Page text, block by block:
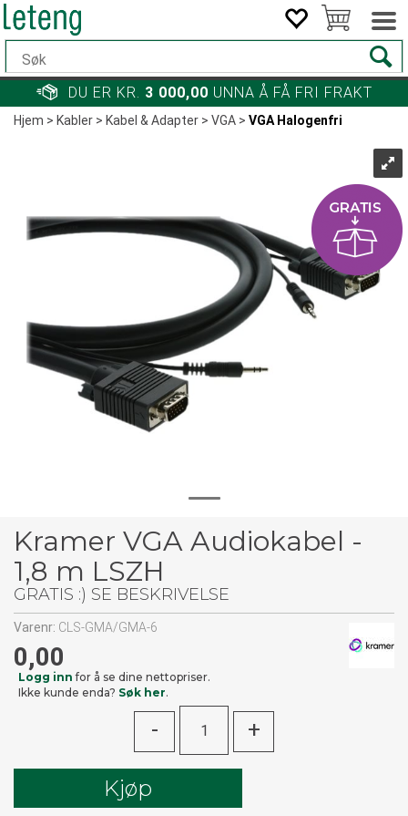
DU ER KR. 3 000,00 UNNA Å FÅ FRI FRAKT
Hjem>Kabler>Kabel & Adapter>VGA>VGA Halogenfri
Kramer VGA Audiokabel -
1,8 m LSZH
GRATIS :) SE BESKRIVELSE
Varenr: CLS-GMA/GMA-6
0,00
Logg inn for å se dine nettopriser.
Ikke kunde enda? Søk her.
- +
Kjøp